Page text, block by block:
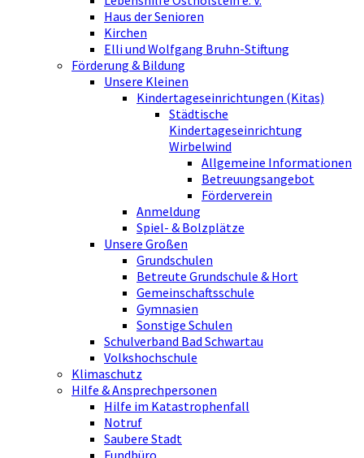
Haus der Senioren
Kirchen
Elli und Wolfgang Bruhn-Stiftung
Förderung & Bildung
Unsere Kleinen
Kindertageseinrichtungen (Kitas)
Städtische
Kindertageseinrichtung
Wirbelwind
Allgemeine Informationen
Betreuungsangebot
Förderverein
Anmeldung
Spiel- & Bolzplätze
Unsere Großen
Grundschulen
Betreute Grundschule & Hort
Gemeinschaftsschule
Gymnasien
Sonstige Schulen
Schulverband Bad Schwartau
Volkshochschule
Klimaschutz
Hilfe & Ansprechpersonen
Hilfe im Katastrophenfall
Notruf
Saubere Stadt
Fundbüro